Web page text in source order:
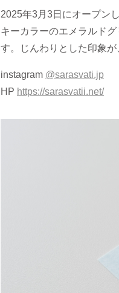
2025年3月3日にオープン
キーカラーのエメラルド
す。じんわりとした印象
instagram @sarasvati.jp
HP https://sarasvatii.net/